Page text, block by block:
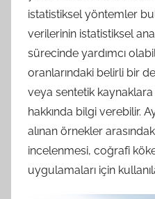
istatistiksel yöntemler
verilerinin istatistiksel
sürecinde yardımcı
oranlarındaki belirli bir
veya sentetik kaynaklara
hakkında bilgi verebilir.
alınan örnekler
incelenmesi, coğrafi
uygulamaları için